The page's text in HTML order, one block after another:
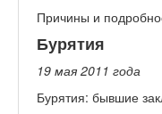
Причины и
Бурятия
19 мая 2011 года
Бурятия: бывшие